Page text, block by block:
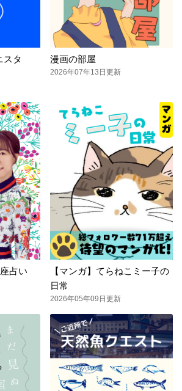
スタ
漫画の部屋
2026年07年13日更新
占い
【マンガ】てらねこミー子の
日常
2026年05年09日更新